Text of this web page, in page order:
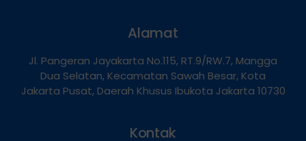
Jl. Pangeran Jayakarta No.115, RT.9/RW.7, Mangga
Dua Selatan, Kecamatan Sawah Besar, Kota